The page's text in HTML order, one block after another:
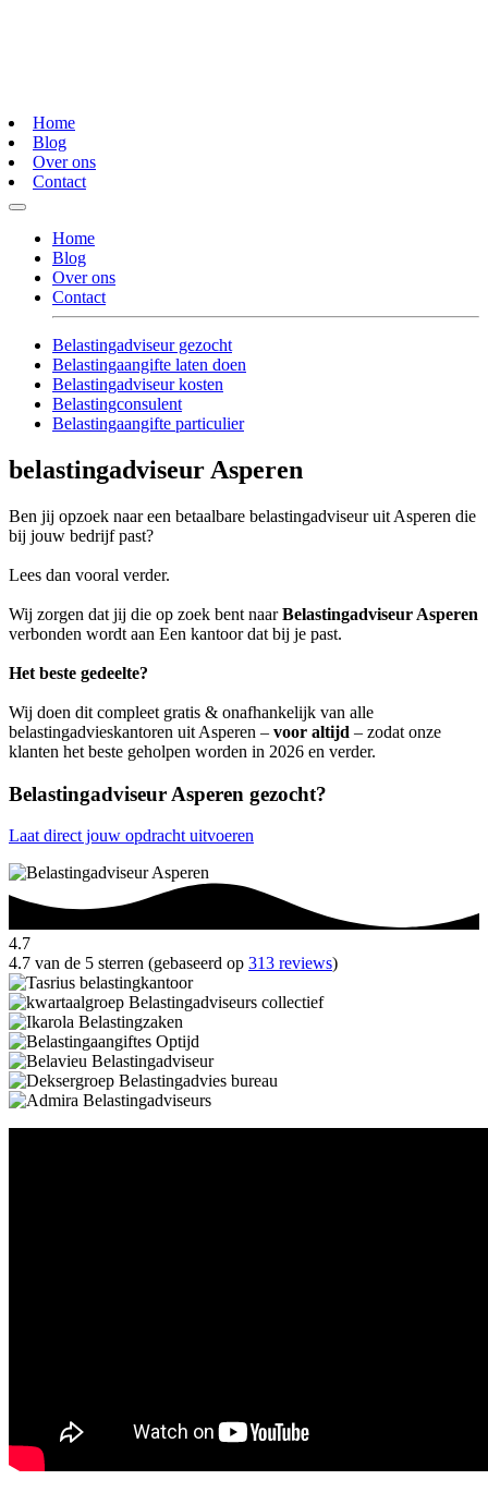
Home
Blog
Over ons
Contact
Home
Blog
Over ons
Contact
Belastingadviseur gezocht
Belastingaangifte laten doen
Belastingadviseur kosten
Belastingconsulent
Belastingaangifte particulier
belastingadviseur Asperen
Ben jij opzoek naar een betaalbare belastingadviseur uit Asperen die
bij jouw bedrijf past?
Lees dan vooral verder.
Wij zorgen dat jij die op zoek bent naarBelastingadviseur Asperen
verbonden wordt aan Een kantoor dat bij je past.
Het beste gedeelte?
Wij doen dit compleet gratis & onafhankelijk van alle
belastingadvieskantoren uit Asperen – voor altijd – zodat onze
klanten het beste geholpen worden in 2026 en verder.
Belastingadviseur Asperen gezocht?
Laat direct jouw opdracht uitvoeren
4.7
4.7 van de 5 sterren (gebaseerd op 313 reviews)